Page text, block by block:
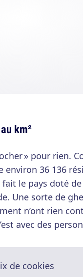
km²
» pour rien.
environ 36 136
le pays doté
Une sorte de
n’ont rien
avec des
de cookies